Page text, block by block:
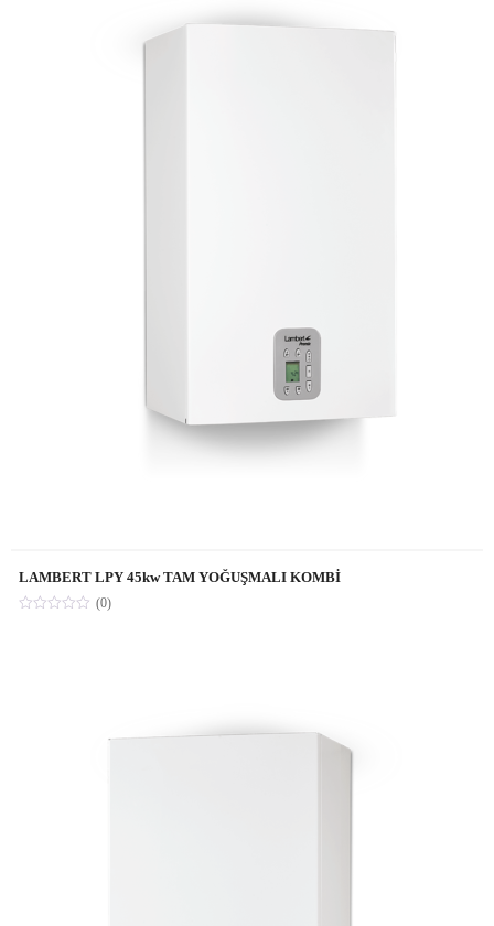
LAMBERT LPY 45kw TAM YOĞUŞMALI KOMBİ
(0)